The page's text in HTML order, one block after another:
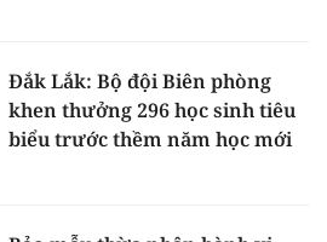
Đắk Lắk: Bộ đội Biên phòng
khen thưởng 296 học sinh tiêu
biểu trước thềm năm học mới